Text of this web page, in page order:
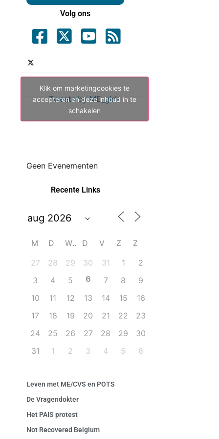
Volg ons
Tweets by ME_gids
Klik om marketingcookies te
accepteren en deze inhoud in te
schakelen
Geen Evenementen
Recente Links
M D W D V Z
Z
27
28 29 30 31 1
2
3
4 5 6 7 8
9
10
11 12 13 14 15
16
17
18 19 20 21 22
23
24
25 26 27 28 29
30
31
1 2 3 4 5 6
Leven met ME/CVS en POTS
De Vragendokter
Het PAIS protest
Not Recovered Belgium